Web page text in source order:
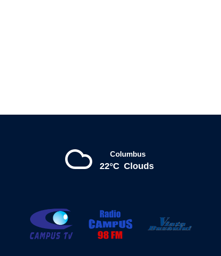
Columbus
22°C Clouds